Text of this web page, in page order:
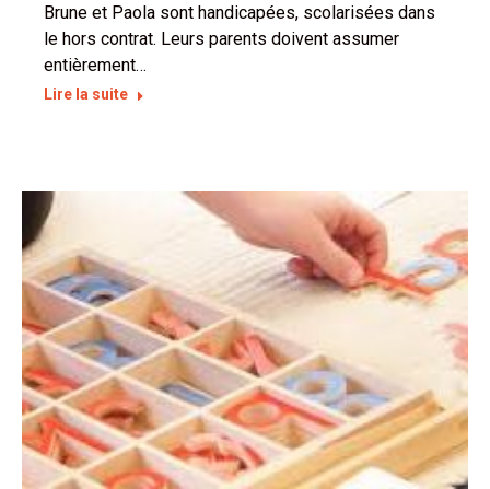
Brune et Paola sont handicapées, scolarisées dans
le hors contrat. Leurs parents doivent assumer
entièrement…
Lire la suite